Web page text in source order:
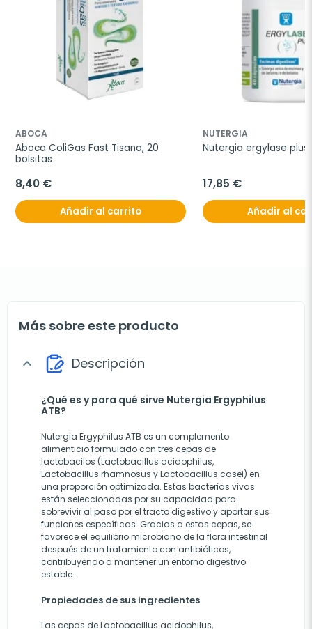
ABOCA
Aboca ColiGas Fast Tisana, 20
bolsitas
8,40 €
Añadir al carrito
NUTERGIA
Nutergia ergylase
17,85 €
Añadir al
Más sobre este producto
expand_more Descripción
¿Qué es y para qué sirve Nutergia Ergyphilus
ATB?
Nutergia Ergyphilus ATB es un complemento
alimenticio formulado con tres cepas de
lactobacilos (Lactobacillus acidophilus,
Lactobacillus rhamnosus y Lactobacillus casei) en
una proporción optimizada. Estas bacterias vivas
están seleccionadas por su capacidad para
sobrevivir al paso por el tracto digestivo y aportar sus
funciones específicas. Gracias a estas cepas, se
favorece el equilibrio microbiano de la flora intestinal
después de un tratamiento con antibióticos,
contribuyendo a mantener un entorno digestivo
estable.
Propiedades de sus ingredientes
Las cepas de Lactobacillus acidophilus,